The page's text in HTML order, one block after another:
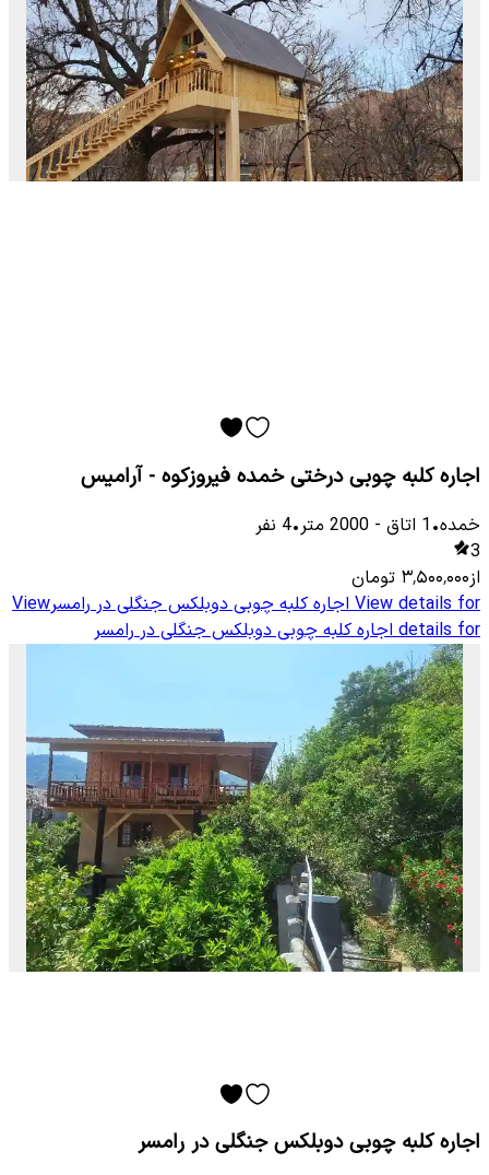
اجاره کلبه چوبی درختی خمده فیروزکوه - آرامیس
خمده•
1 اتاق -
2000 متر•
4 نفر
3
از۳٬۵۰۰٬۰۰۰ تومان
View details for اجاره کلبه چوبی دوبلکس جنگلی در رامسرView
details for اجاره کلبه چوبی دوبلکس جنگلی در رامسر
اجاره کلبه چوبی دوبلکس جنگلی در رامسر